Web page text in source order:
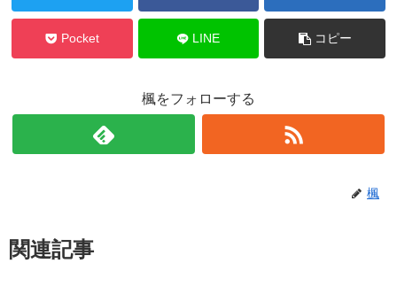
Pocket LINE コピー
楓をフォローする
楓
関連記事